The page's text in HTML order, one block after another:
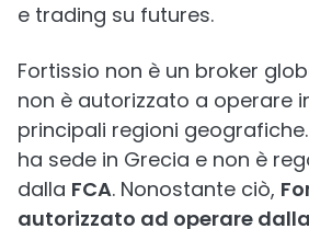
e trading su futures.
Fortissio non è un broker
non è autorizzato a operare
principali regioni
ha sede in Grecia e non è
dalla FCA. Nonostante ciò,
autorizzato ad operare dalla